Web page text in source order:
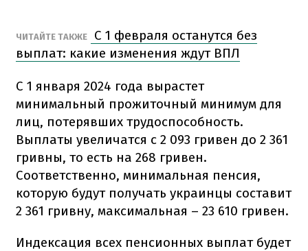
ЧИТАЙТЕ ТАКЖЕ
С 1 февраля останутся без
выплат: какие изменения ждут ВПЛ
С 1 января 2024 года вырастет
минимальный прожиточный минимум для
лиц, потерявших трудоспособность.
Выплаты увеличатся с 2 093 гривен до 2 361
гривны, то есть на 268 гривен.
Соответственно, минимальная пенсия,
которую будут получать украинцы составит
2 361 гривну, максимальная – 23 610 гривен.
Индексация всех пенсионных выплат будет